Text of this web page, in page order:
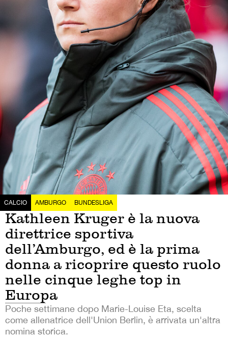
CALCIO AMBURGO BUNDESLIGA
Kathleen Kruger è la nuova
direttrice sportiva
dell’Amburgo, ed è la prima
donna a ricoprire questo ruolo
nelle cinque leghe top in
Europa
Poche settimane dopo Marie-Louise Eta, scelta
come allenatrice dell'Union Berlin, è arrivata un'altra
nomina storica.